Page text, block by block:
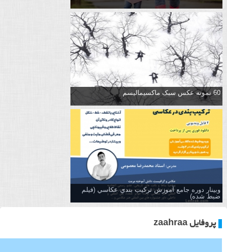
60 نمونه عکس سبک ماکسیمالیسم
وبینار دوره جامع آموزش تركيب بندي عكاسي (فیلم
ضبط شده)
پروفایل zaahraa